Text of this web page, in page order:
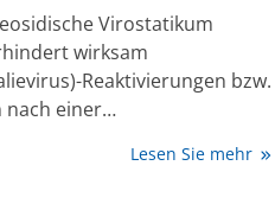
Virostatikum
wirksam
Reaktivierungen bzw.
nach einer
Zudem ist es
Lesen Sie mehr